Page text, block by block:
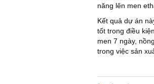
năng lên men
Kết quả dự án
tốt trong điều
men 7 ngày,
trong việc sản